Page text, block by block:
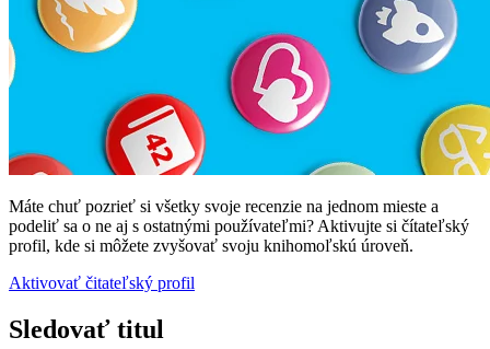
Máte chuť pozrieť si všetky svoje recenzie na jednom mieste a
podeliť sa o ne aj s ostatnými používateľmi? Aktivujte si čítateľský
profil, kde si môžete zvyšovať svoju knihomoľskú úroveň.
Aktivovať čitateľský profil
Sledovať titul